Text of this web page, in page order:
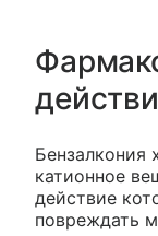
Бензалкония
катионное
действие
повреждать